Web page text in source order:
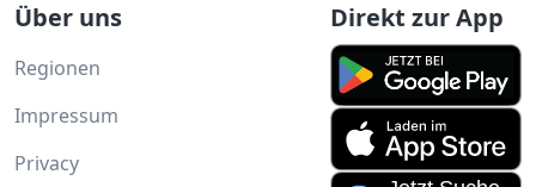
Über uns
Regionen
Impressum
Privacy
Direkt zur App